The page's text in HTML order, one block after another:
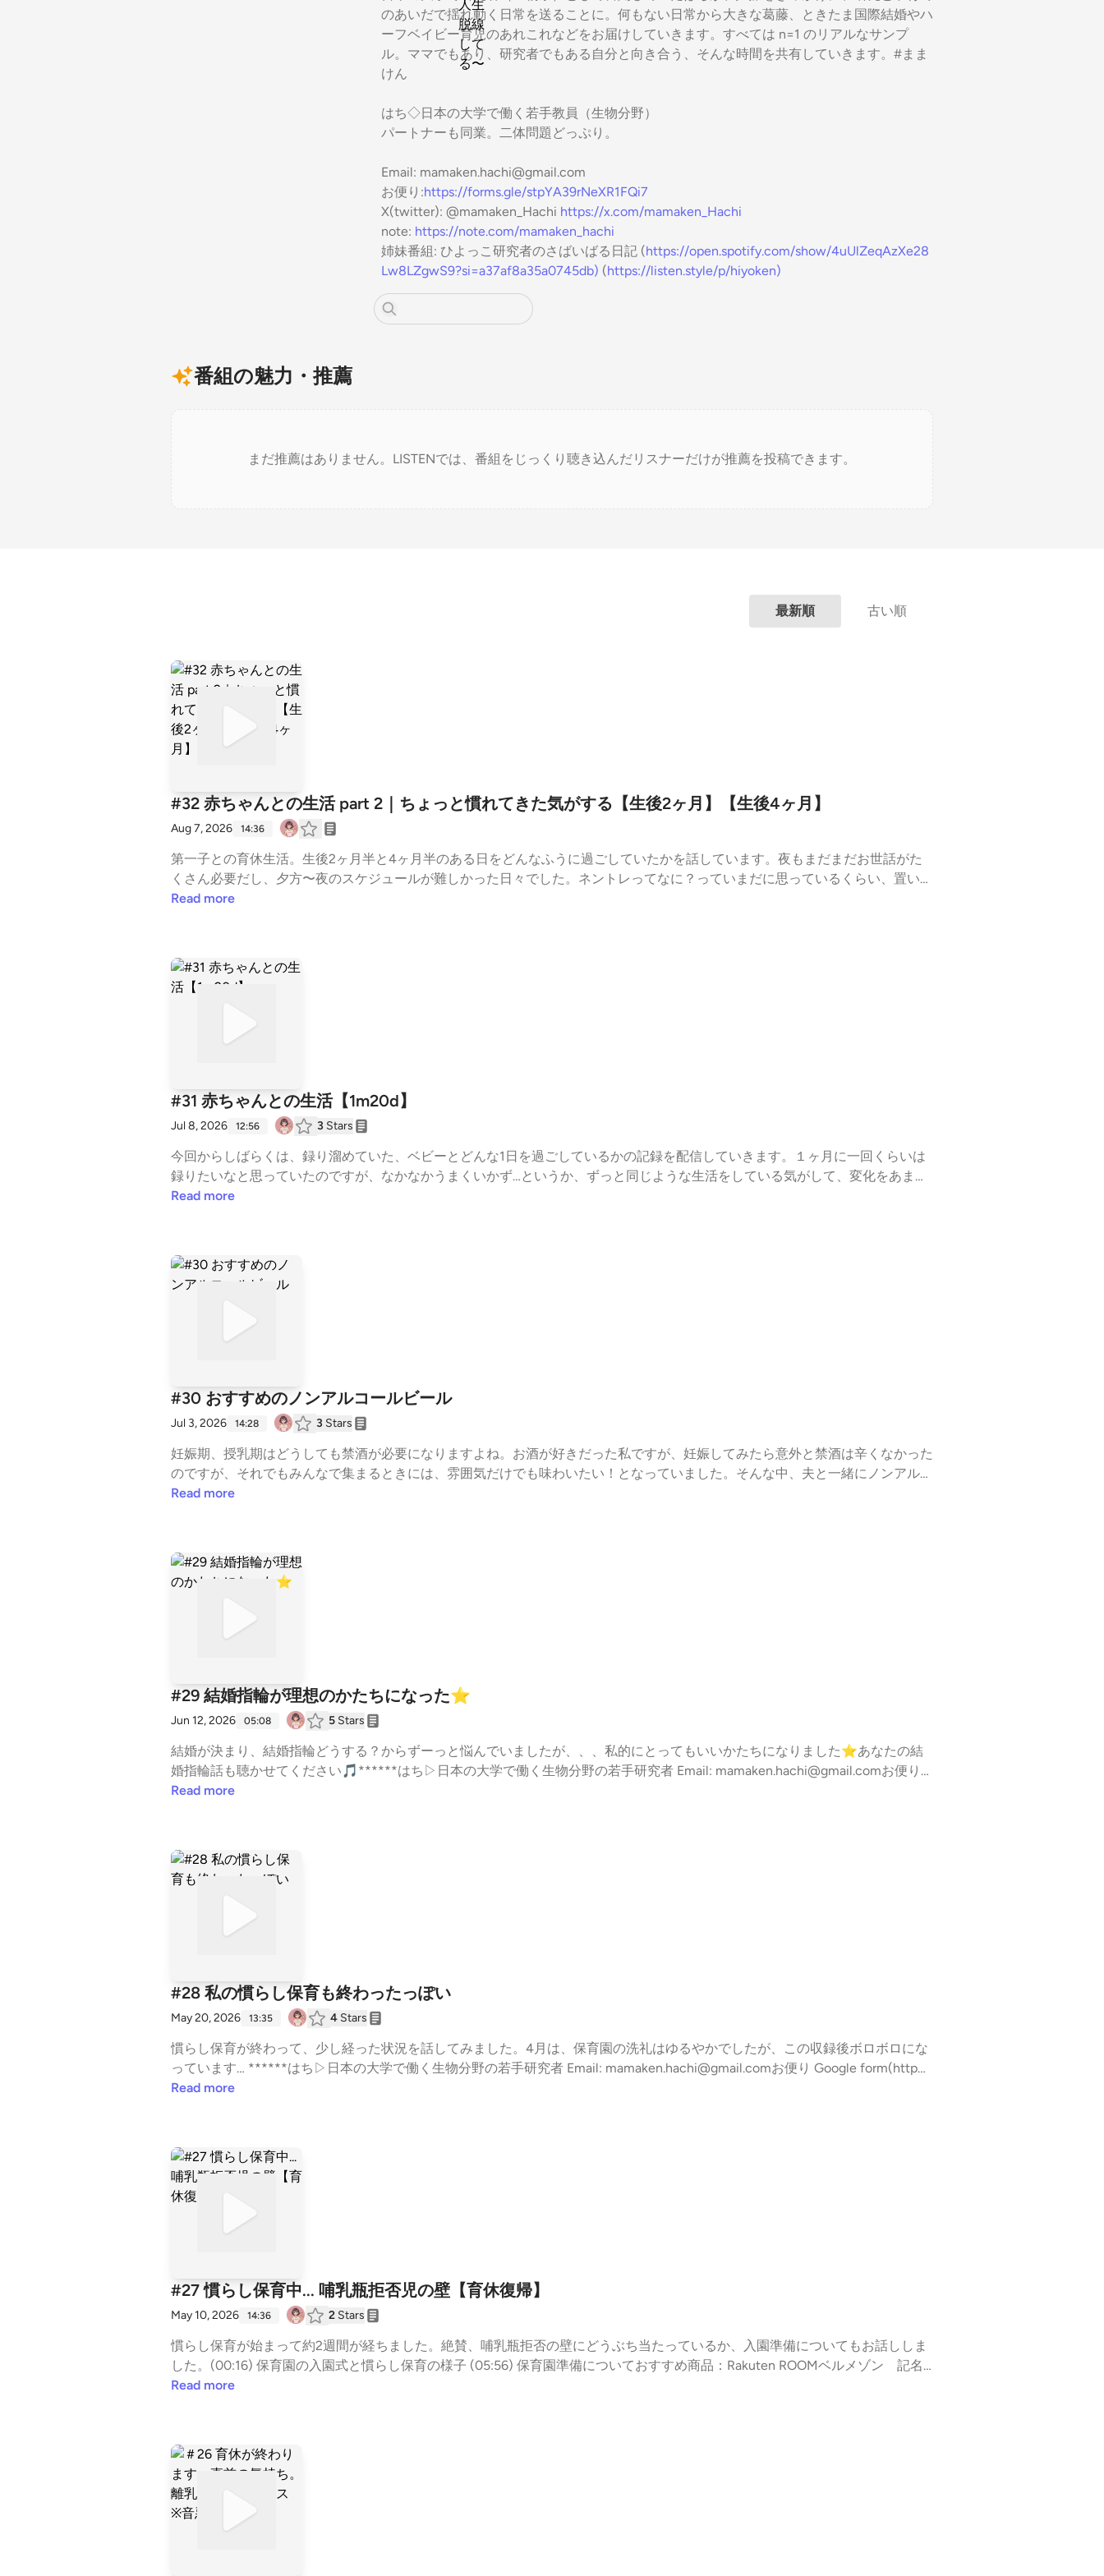
のあいだで揺れ動く日常を送ることに。何もない日常から大きな葛藤、ときたま国際結婚やハ
ーフベイビー育児のあれこれなどをお届けしていきます。すべては n=1 のリアルなサンプ
ル。ママでもあり、研究者でもある自分と向き合う、そんな時間を共有していきます。#まま
けん
はち◇日本の大学で働く若手教員（生物分野）
パートナーも同業。二体問題どっぷり。
Email: mamaken.hachi@gmail.com
お便り:https://forms.gle/stpYA39rNeXR1FQi7
X(twitter): @mamaken_Hachi https://x.com/mamaken_Hachi
note: https://note.com/mamaken_hachi
姉妹番組: ひよっこ研究者のさばいばる日記 (https://open.spotify.com/show/4uUlZeqAzXe28
Lw8LZgwS9?si=a37af8a35a0745db) (https://listen.style/p/hiyoken)
番組の魅力・推薦
まだ推薦はありません。LISTENでは、番組をじっくり聴き込んだリスナーだけが推薦を投稿できます。
最新順 古い順
#32 赤ちゃんとの生活 part 2｜ちょっと慣れてきた気がする【生後2ヶ月】【生後4ヶ月】
Aug 7, 2026 14:36
第一子との育休生活。生後2ヶ月半と4ヶ月半のある日をどんなふうに過ごしていたかを話しています。夜もまだまだお世話がた
くさん必要だし、夕方〜夜のスケジュールが難しかった日々でした。ネントレってなに？っていまだに思っているくらい、置いて
寝てくれない子でした。でも、たくさん抱っこで寝てくれて、とっても幸せな時間だったので悔いなし！当時は、ゆっくり寝れた
ジャージースリーピングバッグ 1.0 TOG 3-12M (amazon)BabyGoo ベビーモニター ※wifi接続なし (amazon)******はち▷日本の大
学で働く生物分野の若手研究者（産休中）(audio-technica USB, ATR2100x-USB)Email: mamaken.hachi@gmail.com お便り(Goog
le form) (https://forms.gle/stpYA39rNeXR1FQi7)X(twitter): @mamaken_Hachi (https://x.com/mamaken_Hachi) note (https://not
Read more
#31 赤ちゃんとの生活【1m20d】
Jul 8, 2026 12:56 3 Stars
今回からしばらくは、録り溜めていた、ベビーとどんな1日を過ごしているかの記録を配信していきます。１ヶ月に一回くらいは
録りたいなと思っていたのですが、なかなかうまくいかず…というか、ずっと同じような生活をしている気がして、変化をあまり
感じられていませんでした。実際は、毎日どんどん変化していたはずなのに！ 新生児期は、収録などできる余裕もなく、実家に
（産休中）(audio-technica USB, ATR2100x-USB)Email: mamaken.hachi@gmail.com お便り(Google form) (https://forms.gle/stpY
A39rNeXR1FQi7)X(twitter): @mamaken_Hachi (https://x.com/mamaken_Hachi) note (https://note.com/mamaken_hachi)姉妹番
組「 ひよっこ研究者のさばいばる日記」 Spotify / Apple podcast
Read more
#30 おすすめのノンアルコールビール
Jul 3, 2026 14:28 3 Stars
妊娠期、授乳期はどうしても禁酒が必要になりますよね。お酒が好きだった私ですが、妊娠してみたら意外と禁酒は辛くなかった
のですが、それでもみんなで集まるときには、雰囲気だけでも味わいたい！となっていました。そんな中、夫と一緒にノンアルコ
ールビール探しをしていました。あくまで私好みだったノンアルコールビールなどの飲料を紹介します！紹介したノンアルコール
ン＆ライム #科学系ポッドキャストの日共通テーマ「アルコール」ホスト 工業高校農業部 ウシワカさん登場回#2 アンバサダー
を召喚しました#3 男の人ってどうやってパパになるの？#4 出産準備品 おむつは腐らない******はち▷日本の大学で働く生物分
野の若手研究者（産休中）(audio-technica USB, ATR2100x-USB)Email: mamaken.hachi@gmail.com お便り(Google form) (http
en_hachi)姉妹番組「 ひよっこ研究者のさばいばる日記」 Spotify / Apple podcast
Read more
#29 結婚指輪が理想のかたちになった⭐︎
Jun 12, 2026 05:08 5 Stars
結婚が決まり、結婚指輪どうする？からずーっと悩んでいましたが、、、私的にとってもいいかたちになりました⭐︎あなたの結
婚指輪話も聴かせてください🎵******はち▷日本の大学で働く生物分野の若手研究者 Email: mamaken.hachi@gmail.comお便り
Google form(https://forms.gle/stpYA39rNeXR1FQi7)X(twitter):@mamaken_Hachi (https://x.com/mamaken_Hachi)note (https://n
Read more
#28 私の慣らし保育も終わったっぽい
May 20, 2026 13:35 4 Stars
慣らし保育が終わって、少し経った状況を話してみました。4月は、保育園の洗礼はゆるやかでしたが、この収録後ボロボロにな
っています… ******はち▷日本の大学で働く生物分野の若手研究者 Email: mamaken.hachi@gmail.comお便り Google form(http
s://forms.gle/stpYA39rNeXR1FQi7)X(twitter):@mamaken_Hachi (https://x.com/mamaken_Hachi)note (https://note.com/mamake
Read more
#27 慣らし保育中... 哺乳瓶拒否児の壁【育休復帰】
May 10, 2026 14:36 2 Stars
慣らし保育が始まって約2週間が経ちました。絶賛、哺乳瓶拒否の壁にどうぶち当たっているか、入園準備についてもお話ししま
した。(00:16) 保育園の入園式と慣らし保育の様子 (05:56) 保育園準備についておすすめ商品：Rakuten ROOMベルメゾン 記名
タグつきスタイ (Rakuten)ベルメゾン 記名タグつきお手口拭き (amazon)ぽっけタオル (amazon)名前シール ギターパンダ (Rak
XR1FQi7)X(twitter):@mamaken_Hachi (https://x.com/mamaken_Hachi)note (https://note.com/mamaken_hachi)姉妹番組『ひよ
っこ研究者のさばいばる日記』Spotify/Apple podcast #育休復帰 #0歳児 #産休 #保育園 #慣らし保育
Read more